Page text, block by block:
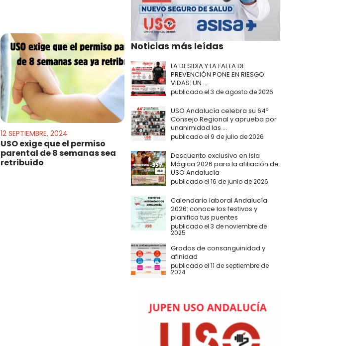
12 SEPTIEMBRE, 2024
USO exige que el permiso
parental de 8 semanas sea
retribuido
Noticias más leídas
LA DESIDIA Y LA FALTA DE
PREVENCIÓN PONE EN RIESGO
VIDAS: UN ...
publicado el 3 de agosto de 2026
USO Andalucía celebra su 64º
Consejo Regional y aprueba por
unanimidad las ...
publicado el 9 de julio de 2026
Descuento exclusivo en Isla
Mágica 2026 para la afiliación de
USO Andalucía
publicado el 16 de junio de 2026
Calendario laboral Andalucía
2026: conoce los festivos y
planifica tus puentes
publicado el 3 de noviembre de
2025
Grados de consanguinidad y
afinidad
publicado el 11 de septiembre de
2024